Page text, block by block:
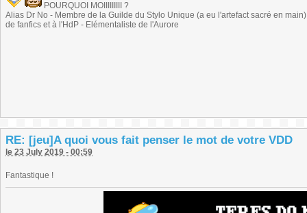
POURQUOI MOIIIIIIIII ?
Alias Dr No - Membre de la Guilde du Stylo Unique (a eu l'artefact sacré en
de fanfics et à l'HdP - Elémentaliste de l'Aurore
RE: [jeu]A quoi vous fait penser le mot de votre VDD
le 23 July 2019 - 00:59
Fantastique !